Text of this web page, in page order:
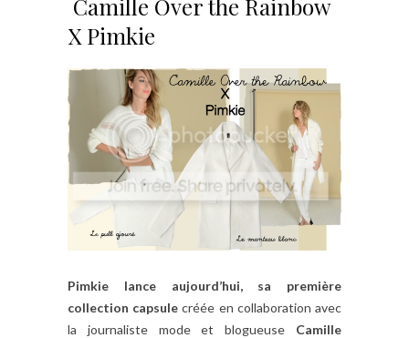
Camille Over the Rainbow
X Pimkie
Pimkie lance aujourd’hui, sa première
collection capsule créée en collaboration avec
la journaliste mode et blogueuse Camille